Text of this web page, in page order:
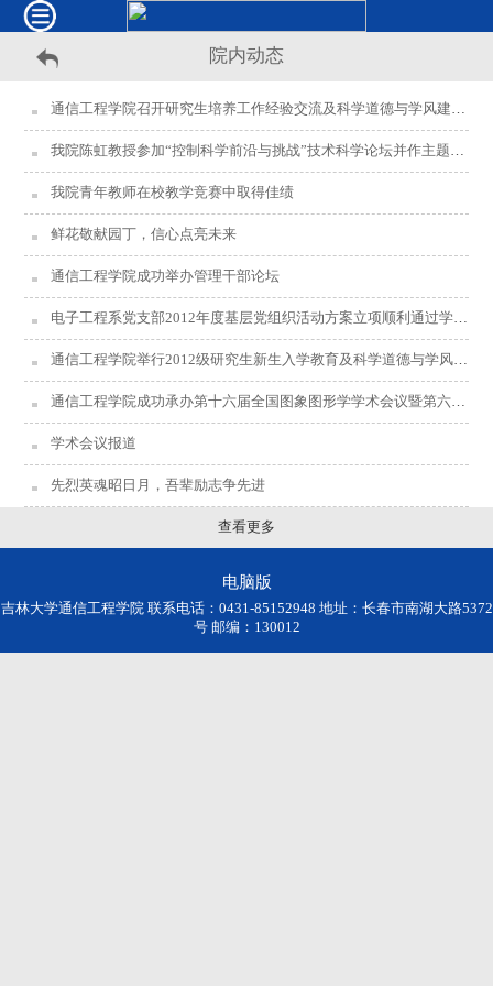
院内动态
通信工程学院召开研究生培养工作经验交流及科学道德与学风建设教育大会
我院陈虹教授参加“控制科学前沿与挑战”技术科学论坛并作主题报告
我院青年教师在校教学竞赛中取得佳绩
鲜花敬献园丁，信心点亮未来
通信工程学院成功举办管理干部论坛
电子工程系党支部2012年度基层党组织活动方案立项顺利通过学校评审
通信工程学院举行2012级研究生新生入学教育及科学道德与学风建设教育大会
通信工程学院成功承办第十六届全国图象图形学学术会议暨第六届立体图象技术学术研讨会
学术会议报道
先烈英魂昭日月，吾辈励志争先进
查看更多
电脑版
吉林大学通信工程学院 联系电话：0431-85152948 地址：长春市南湖大路5372
号 邮编：130012